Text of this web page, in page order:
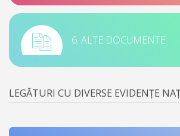
6. ALTE DOCUMENTE
LEGĂTURI CU DIVERSE EVIDENȚE